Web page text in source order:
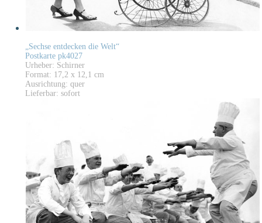
„Sechse entdecken die Welt“
Postkarte pk4027
Urheber: Schirner
Format: 17,2 x 12,1 cm
Ausrichtung: quer
Lieferbar: sofort